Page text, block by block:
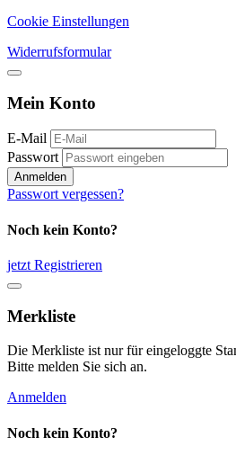
Cookie Einstellungen
Widerrufsformular
Mein Konto
E-Mail
Passwort
Anmelden
Passwort vergessen?
Noch kein Konto?
jetzt Registrieren
Merkliste
Die Merkliste ist nur für eingeloggte
Bitte melden Sie sich an.
Anmelden
Noch kein Konto?